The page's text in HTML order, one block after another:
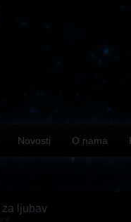
Novosti O nama
za ljubav